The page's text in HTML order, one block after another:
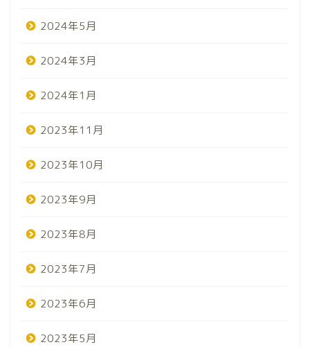
2024年5月
2024年3月
2024年1月
2023年11月
2023年10月
2023年9月
2023年8月
2023年7月
2023年6月
2023年5月